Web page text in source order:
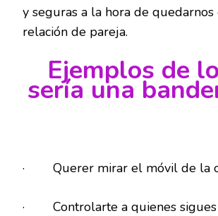
y seguras a la hora de quedarnos
relación de pareja.
Ejemplos de
sería una
· Querer mirar el móvil de la
· Controlarte a quienes sigues